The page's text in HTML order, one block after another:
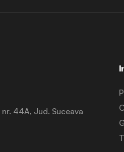
44A, Jud. Suceava